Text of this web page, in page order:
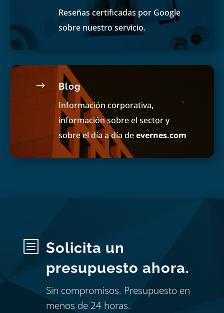
Reseñas certificadas por Google
sobre nuestro servicio.
$ Blog
Información corporativa,
información sobre el sector y
sobre el día a día deevernes.com
b
Solicita un
presupuesto ahora.
Sin compromisos. Presupuesto en
menos de 24 horas.